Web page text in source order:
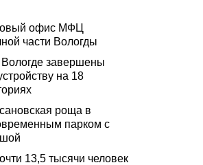
офис МФЦ
части Вологды
завершены
на 18
роща в
парком с
13,5 тысячи человек